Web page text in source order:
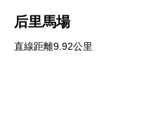
后里馬場
直線距離9.92公里